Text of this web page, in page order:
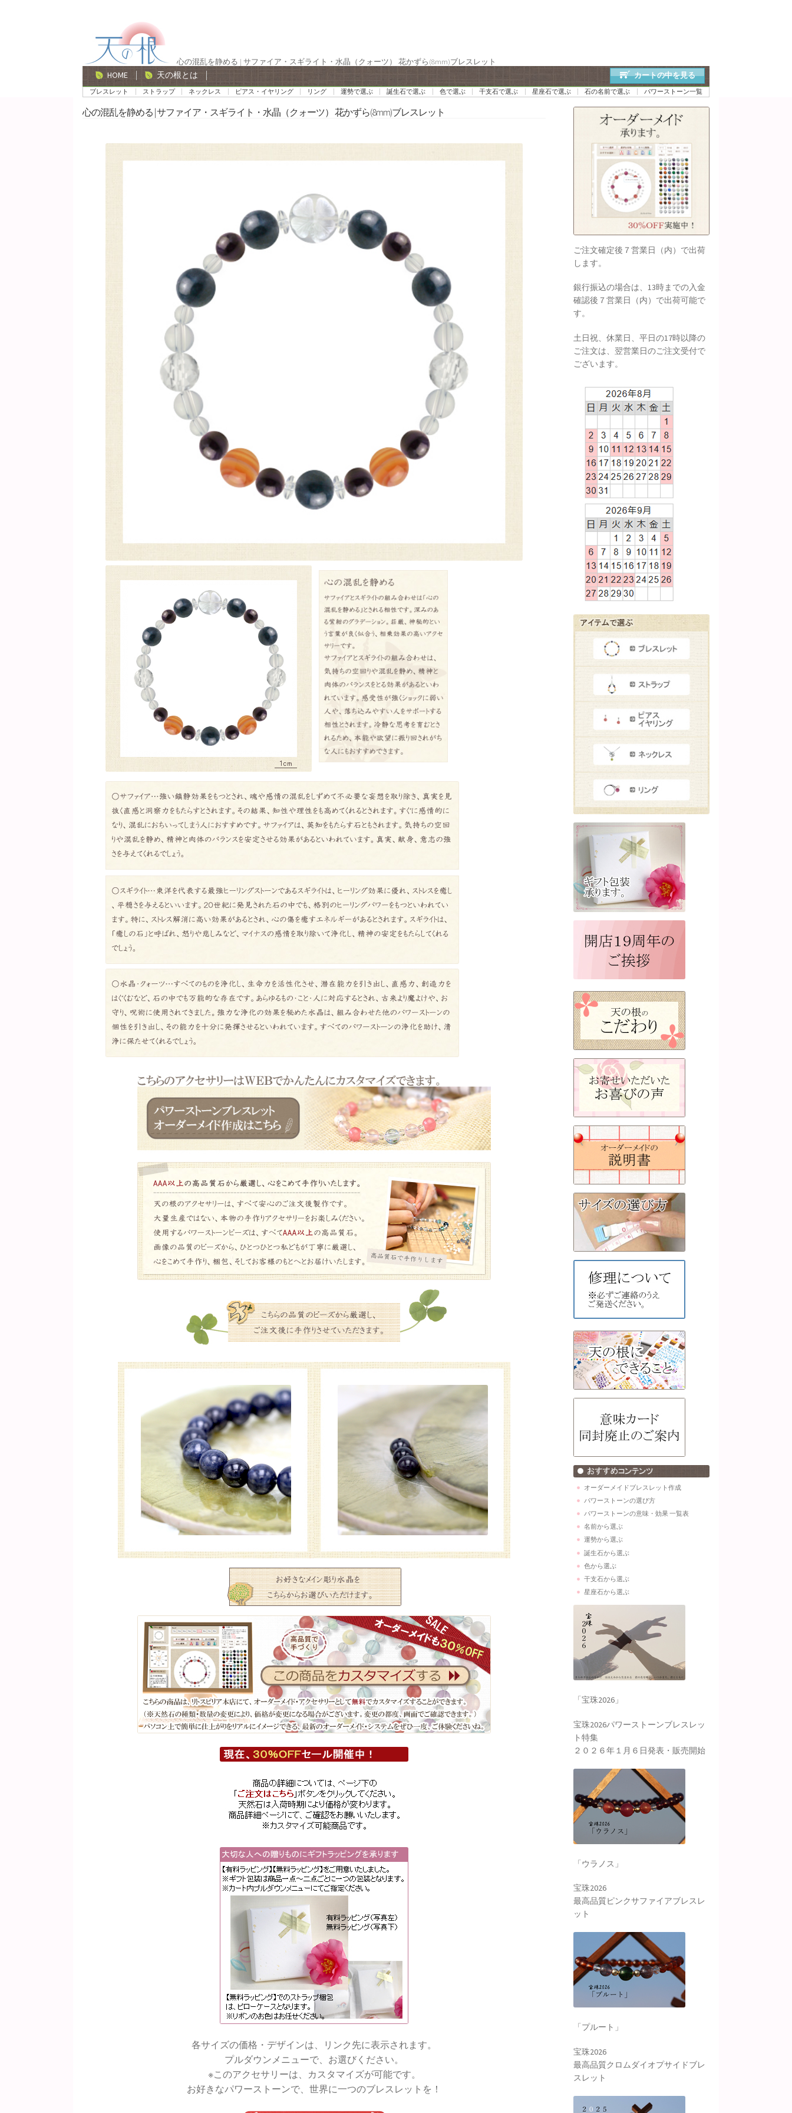
ー
シ
ョ
ン
ン
ツ
へ
ス
心の混乱を静める | サファイア・スギライト・水晶（クォーツ） 花かずら(8mm)ブレスレット
HOME 天の根とは カートの中を見る
ブレスレット ストラップ ネックレス ピアス・イヤリング リング 運勢で選ぶ 誕生石で選ぶ 色で選ぶ 干支石で選ぶ 星座石で選ぶ 石の名前で選ぶ パワーストーン一覧
心の混乱を静める | サファイア・スギライト・水晶（クォーツ） 花かずら(8mm)ブレスレット
各サイズの価格・デザインは、リンク先に表示されます。
プルダウンメニューで、お選びください。
※このアクセサリーは、カスタマイズが可能です。
お好きなパワーストーンで、世界に一つのブレスレットを！
ご注文確定後７営業日（内）で出荷
します。
銀行振込の場合は、13時までの入金
確認後７営業日（内）で出荷可能で
す。
土日祝、休業日、平日の17時以降の
ご注文は、翌営業日のご注文受付で
ございます。
オーダーメイドブレスレット作成
パワーストーンの選び方
パワーストーンの意味・効果 一覧表
名前から選ぶ
運勢から選ぶ
誕生石から選ぶ
色から選ぶ
干支石から選ぶ
星座石から選ぶ
「宝珠2026」
宝珠2026パワーストーンブレスレッ
ト特集
２０２６年１月６日発表・販売開始
「ウラノス」
宝珠2026
最高品質ピンクサファイアブレスレ
ット
「プルート」
宝珠2026
最高品質クロムダイオプサイドブレ
スレット